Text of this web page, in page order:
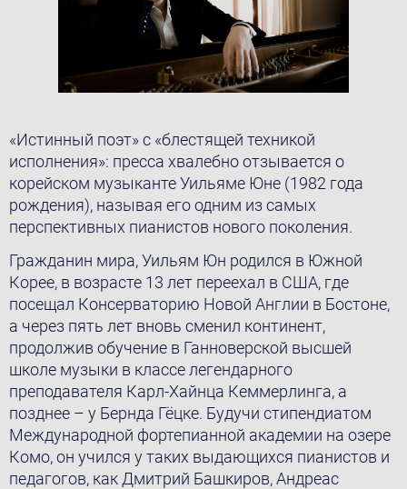
«Истинный поэт» с «блестящей техникой
исполнения»: пресса хвалебно отзывается о
корейском музыканте Уильяме Юне (1982 года
рождения), называя его одним из самых
перспективных пианистов нового поколения.
Гражданин мира, Уильям Юн родился в Южной
Корее, в возрасте 13 лет переехал в США, где
посещал Консерваторию Новой Англии в Бостоне,
а через пять лет вновь сменил континент,
продолжив обучение в Ганноверской высшей
школе музыки в классе легендарного
преподавателя Карл-Хайнца Кеммерлинга, а
позднее – у Бернда Гёцке. Будучи стипендиатом
Международной фортепианной академии на озере
Комо, он учился у таких выдающихся пианистов и
педагогов, как Дмитрий Башкиров, Андреас